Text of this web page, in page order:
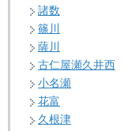
諸数
篠川
薩川
古仁屋瀬久井西
小名瀬
花富
久根津